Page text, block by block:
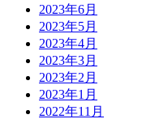
2023年6月
2023年5月
2023年4月
2023年3月
2023年2月
2023年1月
2022年11月